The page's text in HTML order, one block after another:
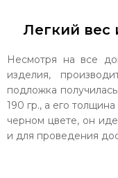
Легкий вес
Несмотря на все
изделия,
подложка
190 гр., а его
черном цвете, он
и для проведения